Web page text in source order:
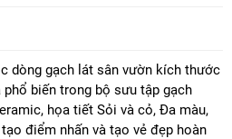
dòng gạch lát sân vườn kích thước
biến trong bộ sưu tập gạch
họa tiết Sỏi và cỏ, Đa màu,
điểm nhấn và tạo vẻ đẹp hoàn